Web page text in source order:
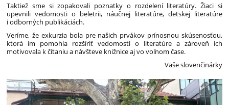
Taktiež sme si zopakovali poznatky o rozdelení literatúry. Žiaci si
upevnili vedomosti o beletrii, náučnej literatúre, detskej literatúre
i odborných publikáciách.
Veríme, že exkurzia bola pre našich prvákov prínosnou skúsenosťou,
ktorá im pomohla rozšíriť vedomosti o literatúre a zároveň ich
motivovala k čítaniu a návšteve knižnice aj vo voľnom čase.
Vaše slovenčinárky